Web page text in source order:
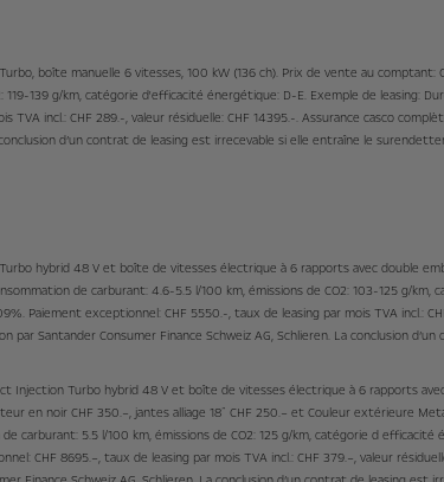
boîte manuelle 6 vitesses, 100 kW (136 ch). Prix de vente au
119-139 g/km, catégorie d'efficacité énergétique: D-E. Exemple de
TVA incl.: CHF 289.-, valeur résiduelle: CHF 14395.-. Assurance casco
d’un contrat de leasing est irrecevable si elle entraîne le
hybrid 48 V et boîte de vitesses électrique à 6 rapports avec double
de carburant: 4.6-5.5 l/100 km, émissions de CO2: 103-125 g/
Paiement exceptionnel: CHF 5550.-, taux de leasing par mois TVA incl.:
par Santander Consumer Finance Schweiz AG, Schlieren. La conclusion
Injection Turbo hybrid 48 V et boîte de vitesses électrique à 6 rapports
en noir CHF 350.–, jantes alliage 18˝ CHF 250.– et Couleur extérieure
carburant: 5.5 l/100 km, émissions de CO2: 125 g/km, catégorie d
CHF 8695.–, taux de leasing par mois TVA incl.: CHF 379.–, valeur